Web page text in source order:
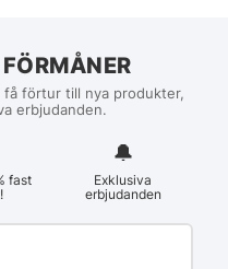
få förtur till nya produkter,
erbjudanden.
fast
🔔
Exklusiva
erbjudanden